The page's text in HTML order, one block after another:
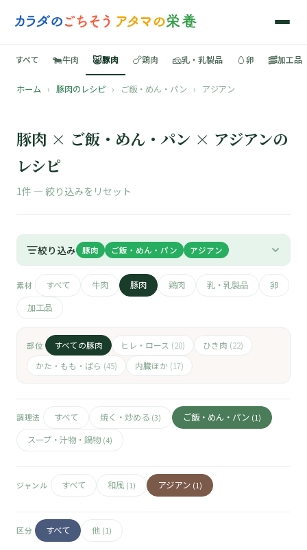
📚
🐷
🧀
🥚
すべて 🐄牛肉 🐷豚肉 🍗鶏肉 🧀乳・乳製品 🥚卵 🥓加工品
ホーム › 豚肉のレシピ › ご飯・めん・パン › アジアン
豚肉 × ご飯・めん・パン × アジアンの
レシピ
1件 — 絞り込みをリセット
絞り込み 豚肉 ご飯・めん・パン アジアン
素材 すべて 牛肉 豚肉 鶏肉 乳・乳製品
卵
加工品
部位 すべての豚肉 ヒレ・ロース (20) ひき肉 (22)
かた・もも・ばら (45) 内臓ほか (17)
調理法 すべて 焼く・炒める (3) ご飯・めん・パン (1)
スープ・汁物・鍋物 (4)
ジャンル すべて 和風 (1) アジアン (1)
区分 すべて 他 (1)